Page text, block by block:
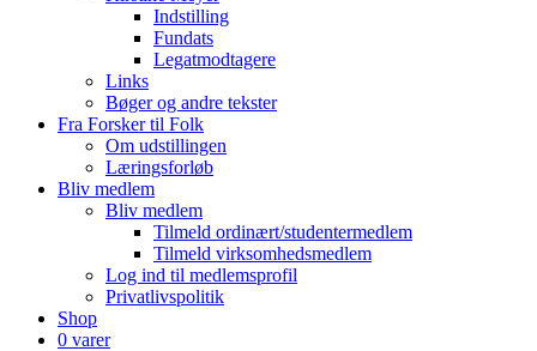
Indstilling
Fundats
Legatmodtagere
Links
Bøger og andre tekster
Fra Forsker til Folk
Om udstillingen
Læringsforløb
Bliv medlem
Bliv medlem
Tilmeld ordinært/studentermedlem
Tilmeld virksomhedsmedlem
Log ind til medlemsprofil
Privatlivspolitik
Shop
0 varer